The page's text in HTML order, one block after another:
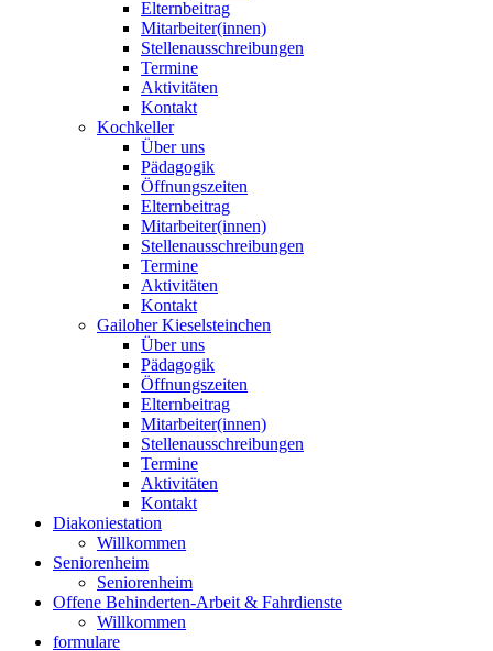
Elternbeitrag
Mitarbeiter(innen)
Stellenausschreibungen
Termine
Aktivitäten
Kontakt
Kochkeller
Über uns
Pädagogik
Öffnungszeiten
Elternbeitrag
Mitarbeiter(innen)
Stellenausschreibungen
Termine
Aktivitäten
Kontakt
Gailoher Kieselsteinchen
Über uns
Pädagogik
Öffnungszeiten
Elternbeitrag
Mitarbeiter(innen)
Stellenausschreibungen
Termine
Aktivitäten
Kontakt
Diakoniestation
Willkommen
Seniorenheim
Seniorenheim
Offene Behinderten-Arbeit & Fahrdienste
Willkommen
formulare